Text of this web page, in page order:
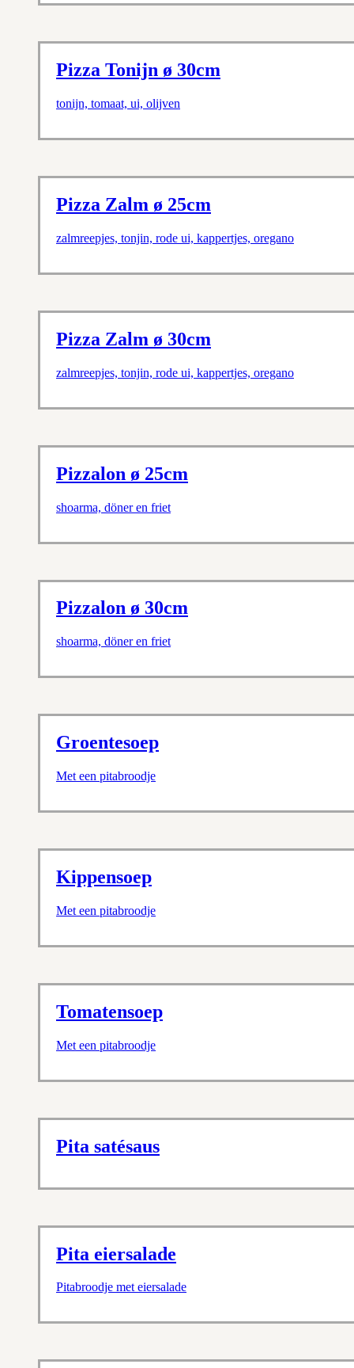
Pizza Tonijn ø 30cm
tonijn, tomaat, ui, olijven
Pizza Zalm ø 25cm
zalmreepjes, tonjin, rode ui, kappertjes, oregano
Pizza Zalm ø 30cm
zalmreepjes, tonjin, rode ui, kappertjes, oregano
Pizzalon ø 25cm
shoarma, döner en friet
Pizzalon ø 30cm
shoarma, döner en friet
Groentesoep
Met een pitabroodje
Kippensoep
Met een pitabroodje
Tomatensoep
Met een pitabroodje
Pita satésaus
Pita eiersalade
Pitabroodje met eiersalade